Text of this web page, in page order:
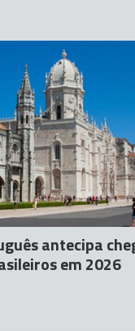
antecipa
em 2026